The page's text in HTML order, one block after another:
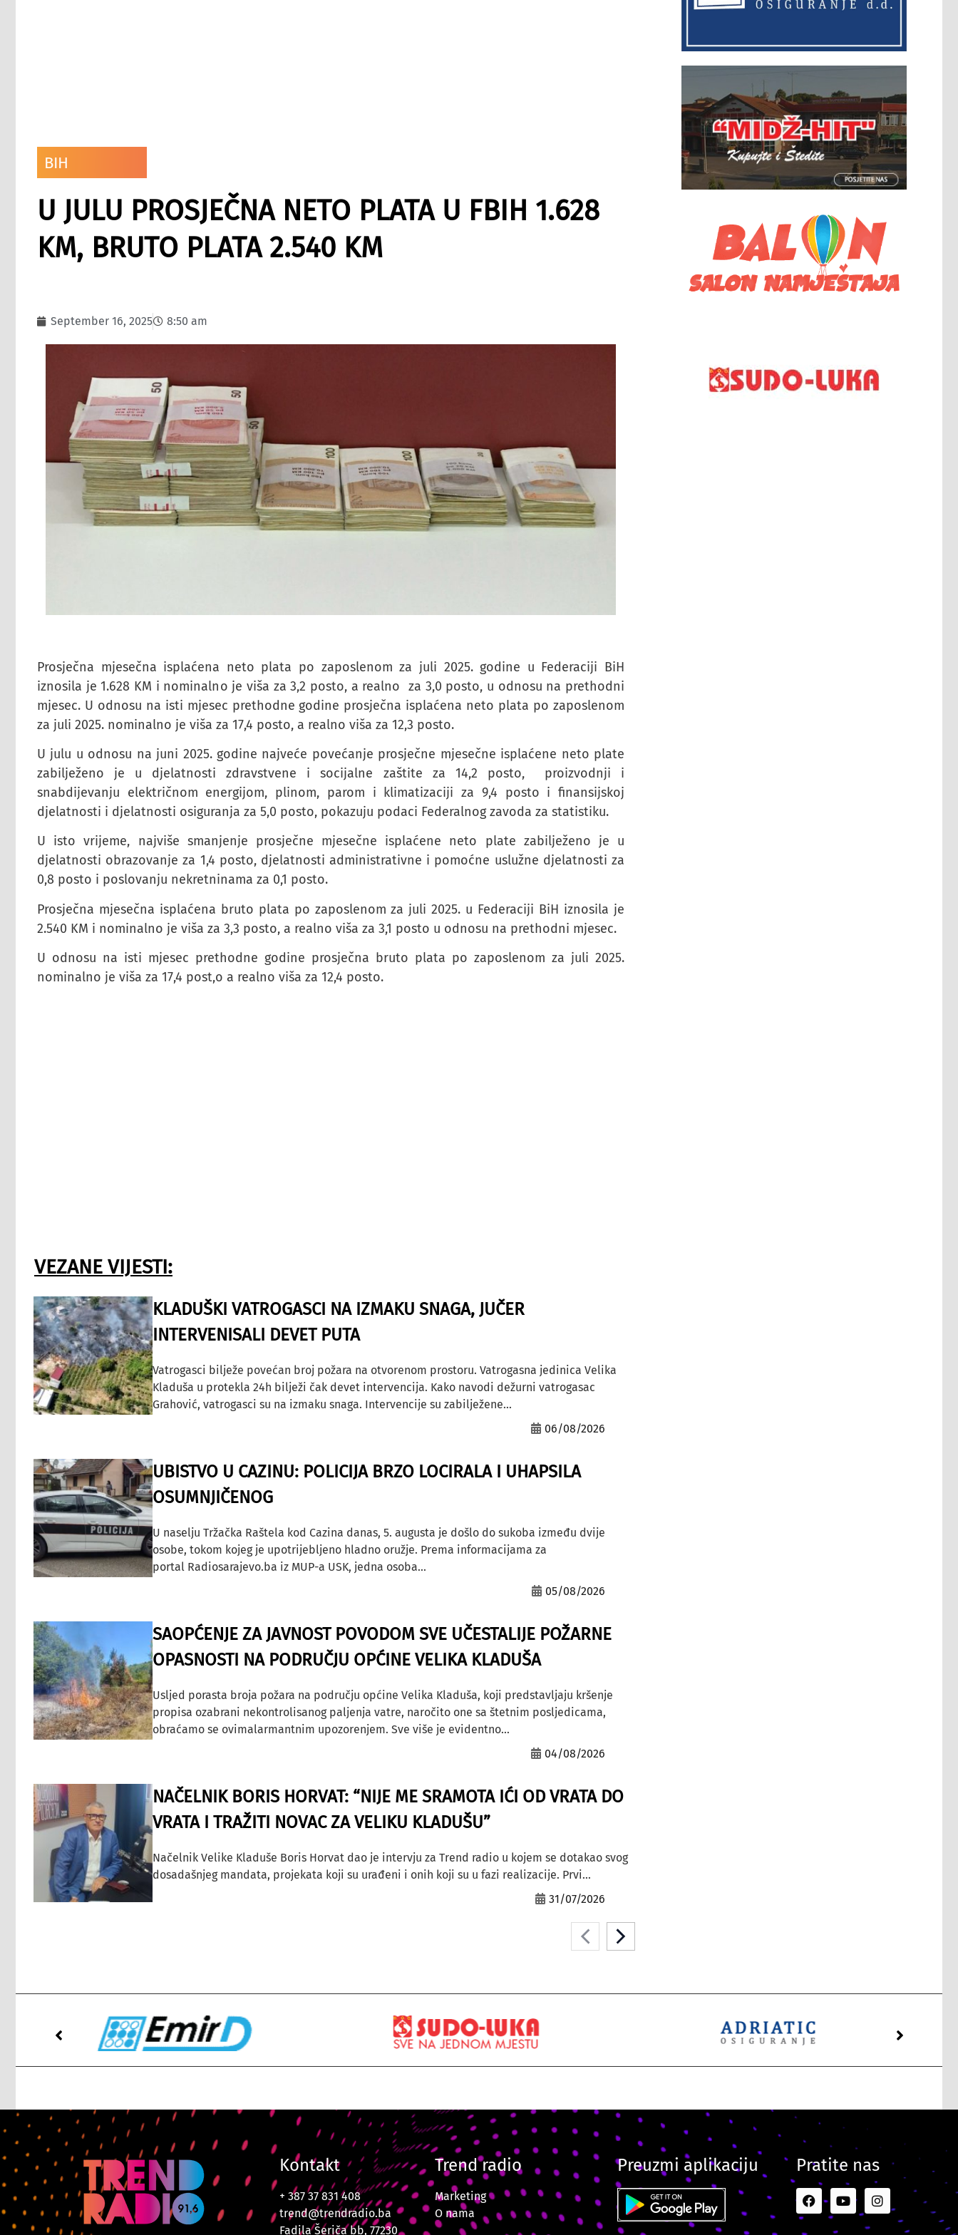
BIH
U JULU PROSJEČNA NETO PLATA U FBIH 1.628
KM, BRUTO PLATA 2.540 KM
September 16, 2025 8:50 am
Prosječna mjesečna isplaćena neto plata po zaposlenom za juli 2025. godine u Federaciji BiH
iznosila je 1.628 KM i nominalno je viša za 3,2 posto, a realno za 3,0 posto, u odnosu na prethodni
mjesec. U odnosu na isti mjesec prethodne godine prosječna isplaćena neto plata po zaposlenom
za juli 2025. nominalno je viša za 17,4 posto, a realno viša za 12,3 posto.
U julu u odnosu na juni 2025. godine najveće povećanje prosječne mjesečne isplaćene neto plate
zabilježeno je u djelatnosti zdravstvene i socijalne zaštite za 14,2 posto, proizvodnji i
snabdijevanju električnom energijom, plinom, parom i klimatizaciji za 9,4 posto i finansijskoj
djelatnosti i djelatnosti osiguranja za 5,0 posto, pokazuju podaci Federalnog zavoda za statistiku.
U isto vrijeme, najviše smanjenje prosječne mjesečne isplaćene neto plate zabilježeno je u
djelatnosti obrazovanje za 1,4 posto, djelatnosti administrativne i pomoćne uslužne djelatnosti za
0,8 posto i poslovanju nekretninama za 0,1 posto.
Prosječna mjesečna isplaćena bruto plata po zaposlenom za juli 2025. u Federaciji BiH iznosila je
2.540 KM i nominalno je viša za 3,3 posto, a realno viša za 3,1 posto u odnosu na prethodni mjesec.
U odnosu na isti mjesec prethodne godine prosječna bruto plata po zaposlenom za juli 2025.
nominalno je viša za 17,4 post,o a realno viša za 12,4 posto.
VEZANE VIJESTI:
KLADUŠKI VATROGASCI NA IZMAKU SNAGA, JUČER
INTERVENISALI DEVET PUTA
Vatrogasci bilježe povećan broj požara na otvorenom prostoru. Vatrogasna jedinica Velika
Kladuša u protekla 24h bilježi čak devet intervencija. Kako navodi dežurni vatrogasac
Grahović, vatrogasci su na izmaku snaga. Intervencije su zabilježene...
06/08/2026
UBISTVO U CAZINU: POLICIJA BRZO LOCIRALA I UHAPSILA
OSUMNJIČENOG
U naselju Tržačka Raštela kod Cazina danas, 5. augusta je došlo do sukoba između dvije
osobe, tokom kojeg je upotrijebljeno hladno oružje. Prema informacijama za
portal Radiosarajevo.ba iz MUP-a USK, jedna osoba...
05/08/2026
SAOPĆENJE ZA JAVNOST POVODOM SVE UČESTALIJE POŽARNE
OPASNOSTI NA PODRUČJU OPĆINE VELIKA KLADUŠA
Usljed porasta broja požara na području općine Velika Kladuša, koji predstavljaju kršenje
propisa ozabrani nekontrolisanog paljenja vatre, naročito one sa štetnim posljedicama,
obraćamo se ovimalarmantnim upozorenjem. Sve više je evidentno...
04/08/2026
NAČELNIK BORIS HORVAT: “NIJE ME SRAMOTA IĆI OD VRATA DO
VRATA I TRAŽITI NOVAC ZA VELIKU KLADUŠU”
Načelnik Velike Kladuše Boris Horvat dao je intervju za Trend radio u kojem se dotakao svog
dosadašnjeg mandata, projekata koji su urađeni i onih koji su u fazi realizacije. Prvi...
31/07/2026
Kontakt
+ 387 37 831 408
trend@trendradio.ba
Fadila Šeriča bb, 77230
Trend radio
Marketing
O nama
Preuzmi aplikaciju Pratite nas